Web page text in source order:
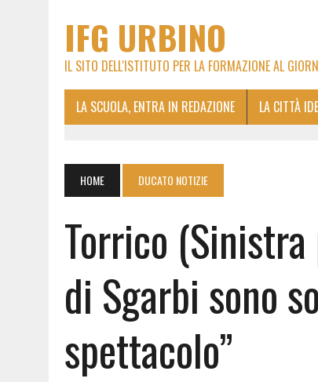
IFG URBINO
IL SITO DELL'ISTITUTO PER LA FORMAZIONE AL
LA SCUOLA, ENTRA IN REDAZIONE LA CITTÀ
HOME DUCATO NOTIZIE
Torrico
di Sgarbi sono
spettacolo”